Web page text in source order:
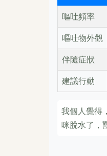
嘔吐頻率
嘔吐物外觀
伴隨症狀
建議行動
我個人覺得
咪脫水了，